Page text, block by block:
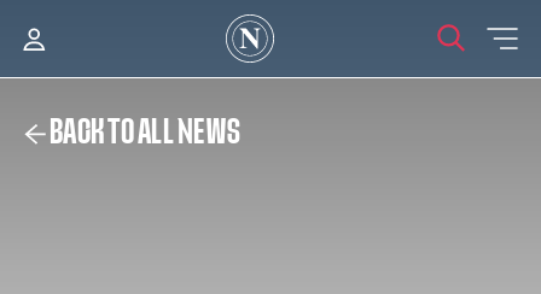
BACK TO ALL NEWS